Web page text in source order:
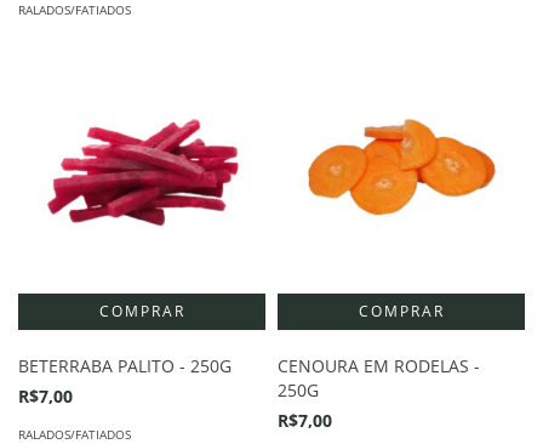
RALADOS/FATIADOS
BETERRABA PALITO - 250G
R$7,00
RALADOS/FATIADOS
CENOURA EM RODELAS -
250G
R$7,00